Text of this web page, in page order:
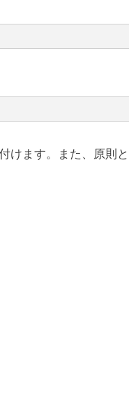
ます。また、原則